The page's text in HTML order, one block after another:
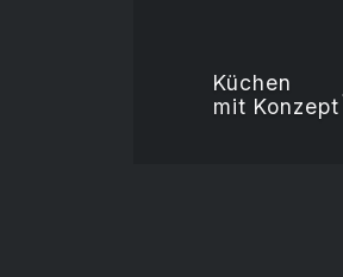
Küchen
mit Konzept